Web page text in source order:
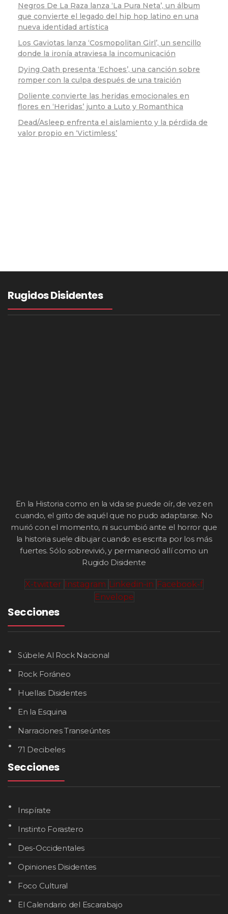
Negros De La Raza lanza ‘La Pura Neta’, un álbum
que convierte el legado del hip hop latino en una
nueva identidad artística
Los Gaviotas lanza ‘Cosmopolitan Girl’, un sencillo
donde la ironía atraviesa la incomunicación
Dying Oath presenta ‘Echoes’, una canción sobre
romper con la culpa después de una traición
Doliente convierte las heridas emocionales en
flores en ‘Heridas’ junto a Luto y Romanthica
Dead/Asleep enfrenta el aislamiento y la pérdida de
valor propio en ‘Victimless’
Rugidos Disidentes
En la Historia como en la vida se puede oír, de vez en
cuando, el grito de aquél que no pudo adaptarse. No
murió con el momento, ni sucumbió ante el horror que
la historia suele dibujar cuando es escrita por los más
fuertes. Sólo sobrevivió, y permaneció allí como un
Rugido Disidente
X-twitter Instagram Linkedin-in Facebook-f
Envelope
Secciones
Súbele Al Rock Nacional
Rock Foráneo
Huellas Disidentes
En la Esquina
Narraciones Transeúntes
71 Decibeles
Secciones
Inspírate
Instinto Forastero
Des-Occidentales
Opiniones Disidentes
Foco Cultural
El Calendario del Escarabajo